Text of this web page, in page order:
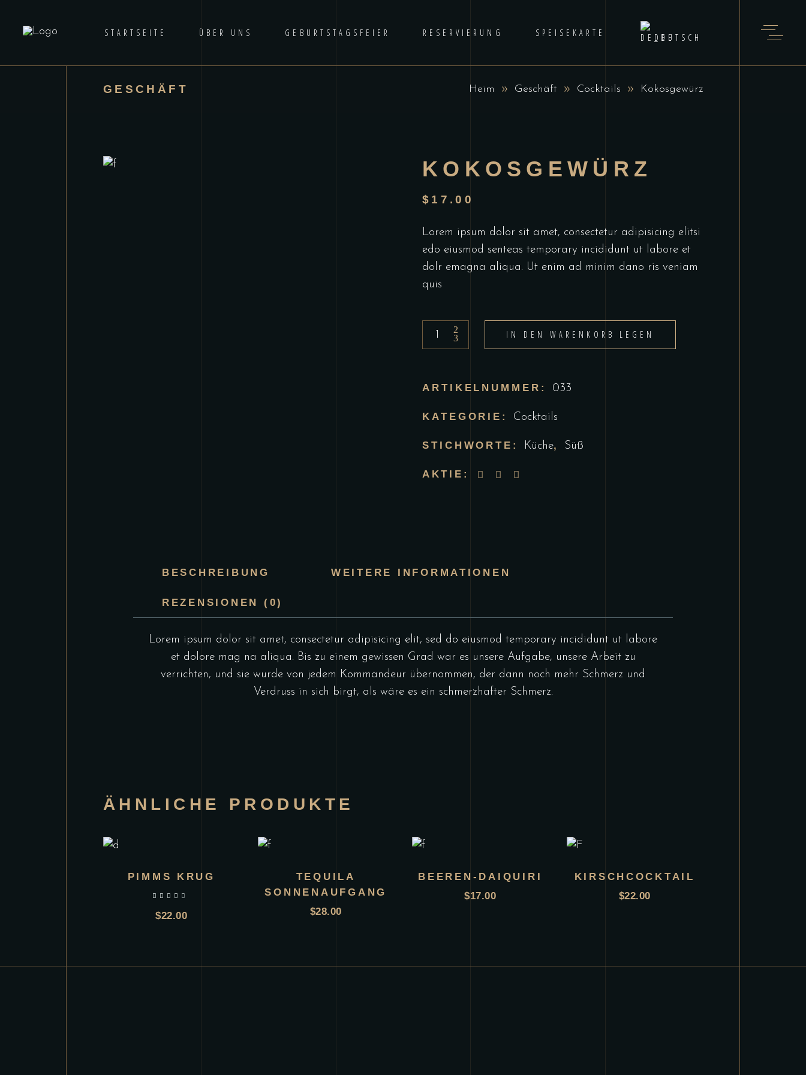
STARTSEITE ÜBER UNS GEBURTSTAGSFEIER RESERVIERUNG SPEISEKARTE DEUTSCH
GESCHÄFT Heim Geschäft Cocktails Kokosgewürz
KOKOSGEWÜRZ
$ 17.00
Lorem ipsum dolor sit amet, consectetur adipisicing elitsi
edo eiusmod senteas temporary incididunt ut labore et
dolr emagna aliqua. Ut enim ad minim dano ris veniam
quis
IN DEN WARENKORB LEGEN
ARTIKELNUMMER: 033
KATEGORIE: Cocktails
STICHWORTE: Küche, Süß
AKTIE:
BESCHREIBUNG WEITERE INFORMATIONEN
REZENSIONEN (0)
Lorem ipsum dolor sit amet, consectetur adipisicing elit, sed do eiusmod temporary incididunt ut labore
et dolore mag na aliqua. Bis zu einem gewissen Grad war es unsere Aufgabe, unsere Arbeit zu
verrichten, und sie wurde von jedem Kommandeur übernommen, der dann noch mehr Schmerz und
Verdruss in sich birgt, als wäre es ein schmerzhafter Schmerz.
ÄHNLICHE PRODUKTE
PIMMS KRUG
$22.00
TEQUILA
SONNENAUFGANG
$28.00
BEEREN-DAIQUIRI
$17.00
KIRSCHCOCKTAIL
$22.00